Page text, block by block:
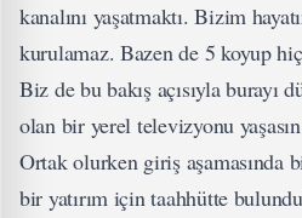
kanalını yaşatmaktı. Bizim
kurulamaz. Bazen de 5 koyup hiç
Biz de bu bakış açısıyla burayı
olan bir yerel televizyonu
Ortak olurken giriş aşamasında
bir yatırım için taahhütte